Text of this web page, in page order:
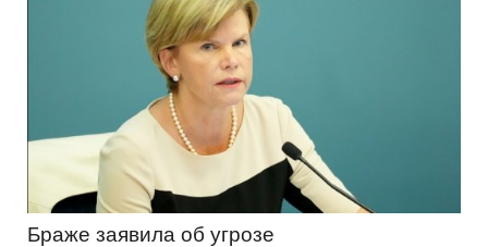
Браже заявила об угрозе